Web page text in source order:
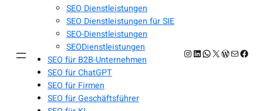
SEO Dienstleistungen
SEO Dienstleistungen für SIE
SEO-Dienstleistungen
SEODienstleistungen
SEO für B2B-Unternehmen
SEO für ChatGPT
SEO für Firmen
SEO für Geschäftsführer
Instagram
LinkedIn
WhatsApp
X E-Mail